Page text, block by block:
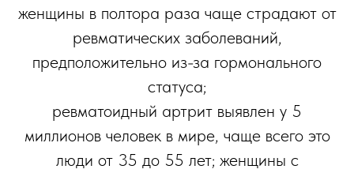
женщины в полтора раза чаще страдают от
ревматических заболеваний,
предположительно из-за гормонального
статуса;
ревматоидный артрит выявлен у 5
миллионов человек в мире, чаще всего это
люди от 35 до 55 лет; женщины с